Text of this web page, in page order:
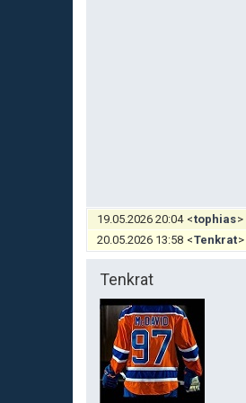
19.05.2026 20:04 <tophias>
20.05.2026 13:58 <Tenkrat>
Tenkrat